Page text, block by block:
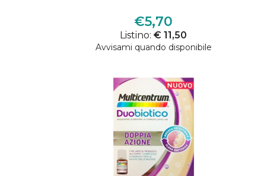
€5,70
Listino:€ 11,50
Avvisami quando disponibile